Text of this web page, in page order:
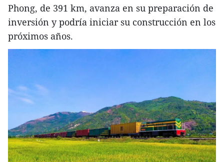
Phong, de 391 km, avanza en su preparación de
inversión y podría iniciar su construcción en los
próximos años.